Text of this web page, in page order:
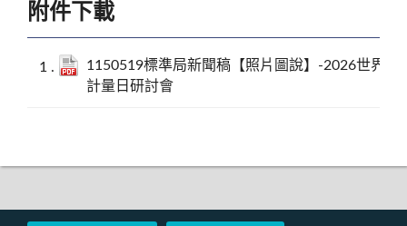
附件下載
1150519標準局新聞稿【照片圖說】-2026世界
計量日研討會